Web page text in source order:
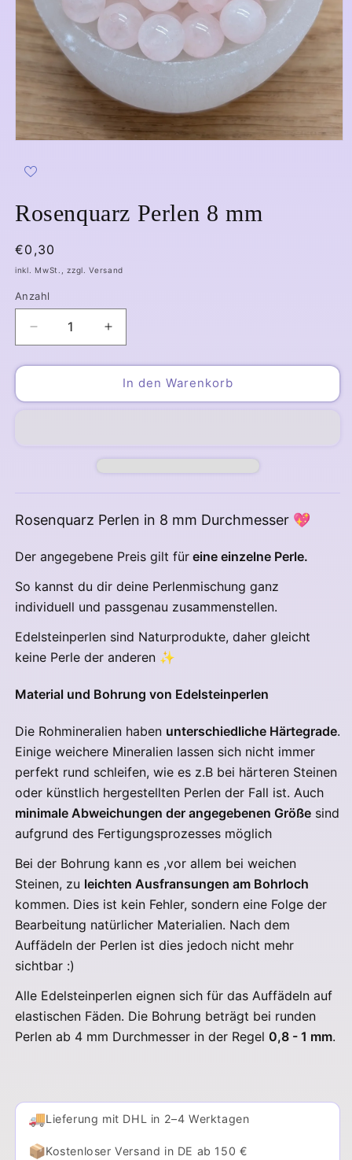
Modal
Rosenquarz Perlen 8 mm
Normaler
Preis
€0,30
inkl. MwSt., zzgl. Versand
Anzahl
Verringere
die
Menge
Rosenquarz
Erhöhe
die
Menge
Rosenquarz
In den Warenkorb
Rosenquarz Perlen in 8 mm Durchmesser 💖
Der angegebene Preis gilt für eine einzelne Perle.
So kannst du dir deine Perlenmischung ganz
individuell und passgenau zusammenstellen.
Edelsteinperlen sind Naturprodukte, daher gleicht
keine Perle der anderen ✨
Material und Bohrung von Edelsteinperlen
Die Rohmineralien haben unterschiedliche Härtegrade.
Einige weichere Mineralien lassen sich nicht immer
perfekt rund schleifen, wie es z.B bei härteren Steinen
oder künstlich hergestellten Perlen der Fall ist. Auch
minimale Abweichungen der angegebenen Größe sind
aufgrund des Fertigungsprozesses möglich
Bei der Bohrung kann es ,vor allem bei weichen
Steinen, zu leichten Ausfransungen am Bohrloch
kommen. Dies ist kein Fehler, sondern eine Folge der
Bearbeitung natürlicher Materialien. Nach dem
Auffädeln der Perlen ist dies jedoch nicht mehr
sichtbar :)
Alle Edelsteinperlen eignen sich für das Auffädeln auf
elastischen Fäden. Die Bohrung beträgt bei runden
Perlen ab 4 mm Durchmesser in der Regel 0,8 - 1 mm.
🚚Lieferung mit DHL in 2–4 Werktagen
📦Kostenloser Versand in DE ab 150 €